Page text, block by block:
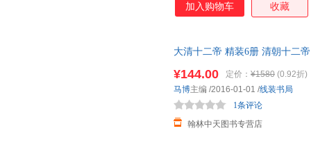
加入购物车 收藏
大清十二帝 精装6册 清朝十二
¥144.00 定价： ¥1580 (0.92折)
翰林中天图书专营店
1条评论
马博主编 /2016-01-01 /线装书局